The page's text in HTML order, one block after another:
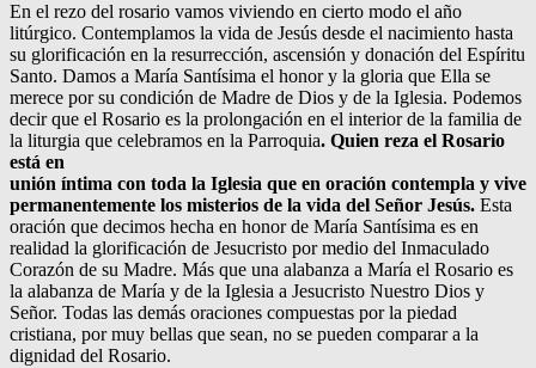
En el rezo del rosario vamos viviendo en cierto modo el año
litúrgico. Contemplamos la vida de Jesús desde el nacimiento hasta
su glorificación en la resurrección, ascensión y donación del Espíritu
Santo. Damos a María Santísima el honor y la gloria que Ella se
merece por su condición de Madre de Dios y de la Iglesia. Podemos
decir que el Rosario es la prolongación en el interior de la familia de
la liturgia que celebramos en la Parroquia. Quien reza el Rosario
está en
unión íntima con toda la Iglesia que en oración contempla y vive
permanentemente los misterios de la vida del Señor Jesús. Esta
oración que decimos hecha en honor de María Santísima es en
realidad la glorificación de Jesucristo por medio del Inmaculado
Corazón de su Madre. Más que una alabanza a María el Rosario es
la alabanza de María y de la Iglesia a Jesucristo Nuestro Dios y
Señor. Todas las demás oraciones compuestas por la piedad
cristiana, por muy bellas que sean, no se pueden comparar a la
dignidad del Rosario.